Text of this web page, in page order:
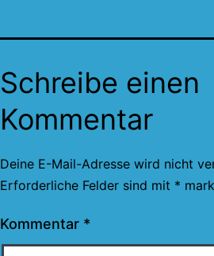
Schreibe einen
Kommentar
Deine E-Mail-Adresse wird nicht
Erforderliche Felder sind mit *
Kommentar *